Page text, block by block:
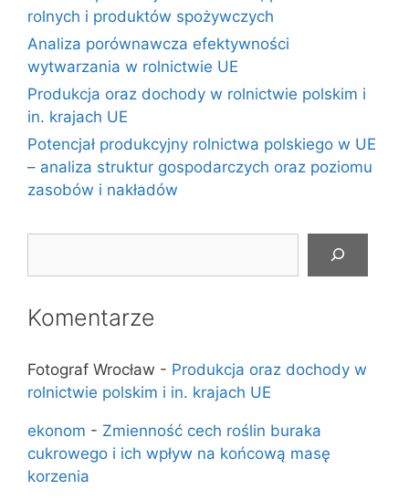
rolnych i produktów spożywczych
Analiza porównawcza efektywności
wytwarzania w rolnictwie UE
Produkcja oraz dochody w rolnictwie polskim i
in. krajach UE
Potencjał produkcyjny rolnictwa polskiego w UE
– analiza struktur gospodarczych oraz poziomu
zasobów i nakładów
Komentarze
Fotograf Wrocław - Produkcja oraz dochody w
rolnictwie polskim i in. krajach UE
ekonom - Zmienność cech roślin buraka
cukrowego i ich wpływ na końcową masę
korzenia